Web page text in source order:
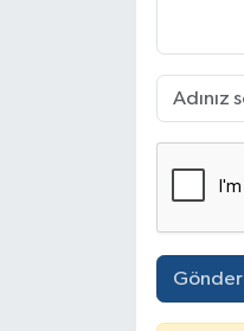
Gönder